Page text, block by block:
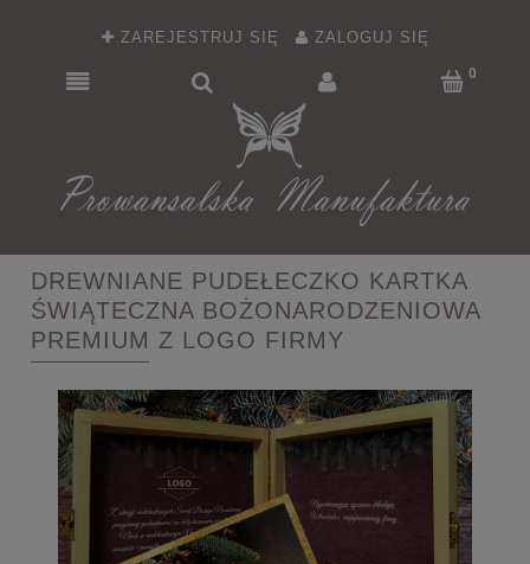
ZAREJESTRUJ SIĘ ZALOGUJ SIĘ
DREWNIANE PUDEŁECZKO KARTKA
ŚWIĄTECZNA BOŻONARODZENIOWA
PREMIUM Z LOGO FIRMY